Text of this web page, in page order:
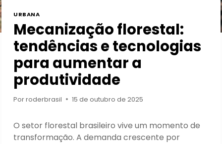
URBANA
Mecanização florestal:
tendências e tecnologias
para aumentar a
produtividade
Porroderbrasil 15 de outubro de 2025
O setor florestal brasileiro vive um momento de
transformação. A demanda crescente por